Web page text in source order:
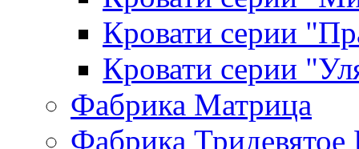
Кровати серии
Кровати серии
Фабрика Матрица
Фабрика Тридевятое